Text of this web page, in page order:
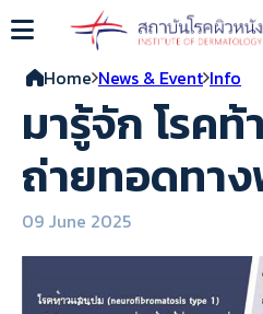
Home News & Event Info
มารู้จัก โรค
ถ่ายทอดทา
09 June 2025